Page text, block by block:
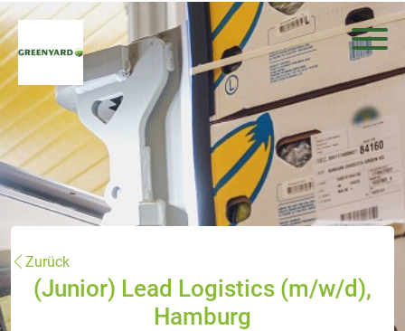
Zurück
(Junior) Lead Logistics (m/w/d),
Hamburg